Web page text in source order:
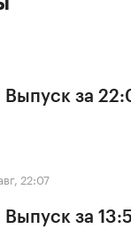
Выпуск за
22:07
Выпуск за